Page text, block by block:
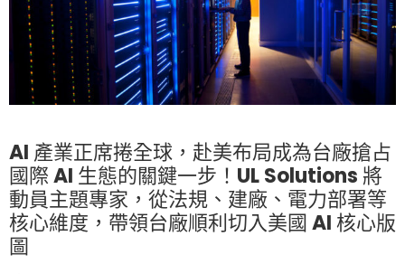
AI 產業正席捲全球，赴美布局成為台廠搶占
國際 AI 生態的關鍵一步！UL Solutions 將
動員主題專家，從法規、建廠、電力部署等
核心維度，帶領台廠順利切入美國 AI 核心版
圖